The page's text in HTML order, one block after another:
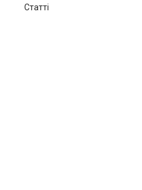
Статті